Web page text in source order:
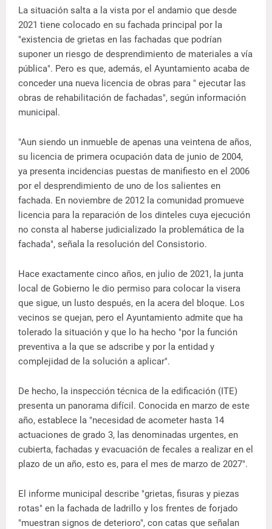
La situación salta a la vista por el andamio que desde
2021 tiene colocado en su fachada principal por la
"existencia de grietas en las fachadas que podrían
suponer un riesgo de desprendimiento de materiales a vía
pública". Pero es que, además, el Ayuntamiento acaba de
conceder una nueva licencia de obras para " ejecutar las
obras de rehabilitación de fachadas", según información
municipal.
"Aun siendo un inmueble de apenas una veintena de años,
su licencia de primera ocupación data de junio de 2004,
ya presenta incidencias puestas de manifiesto en el 2006
por el desprendimiento de uno de los salientes en
fachada. En noviembre de 2012 la comunidad promueve
licencia para la reparación de los dinteles cuya ejecución
no consta al haberse judicializado la problemática de la
fachada", señala la resolución del Consistorio.
Hace exactamente cinco años, en julio de 2021, la junta
local de Gobierno le dio permiso para colocar la visera
que sigue, un lusto después, en la acera del bloque. Los
vecinos se quejan, pero el Ayuntamiento admite que ha
tolerado la situación y que lo ha hecho "por la función
preventiva a la que se adscribe y por la entidad y
complejidad de la solución a aplicar".
De hecho, la inspección técnica de la edificación (ITE)
presenta un panorama difícil. Conocida en marzo de este
año, establece la "necesidad de acometer hasta 14
actuaciones de grado 3, las denominadas urgentes, en
cubierta, fachadas y evacuación de fecales a realizar en el
plazo de un año, esto es, para el mes de marzo de 2027".
El informe municipal describe "grietas, fisuras y piezas
rotas" en la fachada de ladrillo y los frentes de forjado
"muestran signos de deterioro", con catas que señalan